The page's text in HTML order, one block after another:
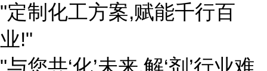
"定制化工方案,赋能千行百
业!"
"与您共‘化’未来,解‘剂’行业难